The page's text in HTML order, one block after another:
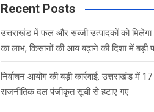
c
Recent Posts
उत्तराखंड में फल और सब्जी उत्पादकों को
का लाभ, किसानों की आय बढ़ाने की दिशा में बड़ी
निर्वाचन आयोग की बड़ी कार्रवाई: उत्तराखंड में 17
राजनीतिक दल पंजीकृत सूची से हटाए गए